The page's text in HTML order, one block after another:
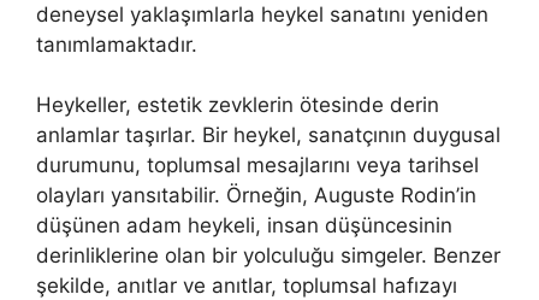
deneysel yaklaşımlarla heykel sanatını yeniden
tanımlamaktadır.
Heykeller, estetik zevklerin ötesinde derin
anlamlar taşırlar. Bir heykel, sanatçının duygusal
durumunu, toplumsal mesajlarını veya tarihsel
olayları yansıtabilir. Örneğin, Auguste Rodin’in
düşünen adam heykeli, insan düşüncesinin
derinliklerine olan bir yolculuğu simgeler. Benzer
şekilde, anıtlar ve anıtlar, toplumsal hafızayı